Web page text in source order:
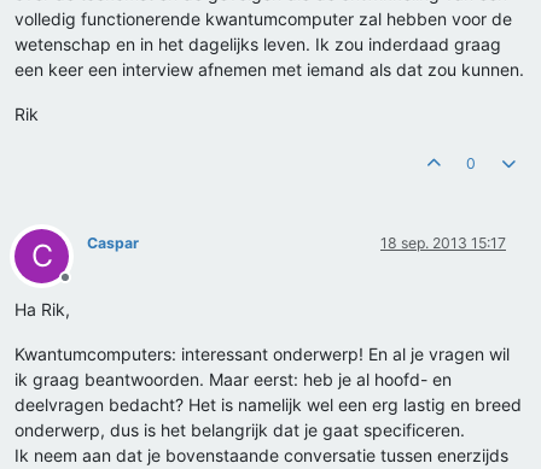
volledig functionerende kwantumcomputer zal hebben voor de
wetenschap en in het dagelijks leven. Ik zou inderdaad graag
een keer een interview afnemen met iemand als dat zou kunnen.
Rik
0
C
Offline
Caspar 18 sep. 2013 15:17
Ha Rik,
Kwantumcomputers: interessant onderwerp! En al je vragen wil
ik graag beantwoorden. Maar eerst: heb je al hoofd- en
deelvragen bedacht? Het is namelijk wel een erg lastig en breed
onderwerp, dus is het belangrijk dat je gaat specificeren.
Ik neem aan dat je bovenstaande conversatie tussen enerzijds